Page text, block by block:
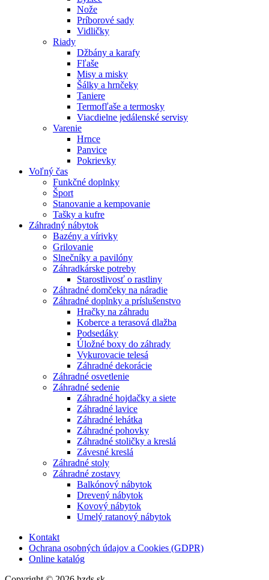
Nože
Príborové sady
Vidličky
Riady
Džbány a karafy
Fľaše
Misy a misky
Šálky a hrnčeky
Taniere
Termofľaše a termosky
Viacdielne jedálenské servisy
Varenie
Hrnce
Panvice
Pokrievky
Voľný čas
Funkčné doplnky
Šport
Stanovanie a kempovanie
Tašky a kufre
Záhradný nábytok
Bazény a vírivky
Grilovanie
Slnečníky a pavilóny
Záhradkárske potreby
Starostlivosť o rastliny
Záhradné domčeky na náradie
Záhradné doplnky a príslušenstvo
Hračky na záhradu
Koberce a terasová dlažba
Podsedáky
Úložné boxy do záhrady
Vykurovacie telesá
Záhradné dekorácie
Záhradné osvetlenie
Záhradné sedenie
Záhradné hojdačky a siete
Záhradné lavice
Záhradné lehátka
Záhradné pohovky
Záhradné stoličky a kreslá
Závesné kreslá
Záhradné stoly
Záhradné zostavy
Balkónový nábytok
Drevený nábytok
Kovový nábytok
Umelý ratanový nábytok
Kontakt
Ochrana osobných údajov a Cookies (GDPR)
Online katalóg